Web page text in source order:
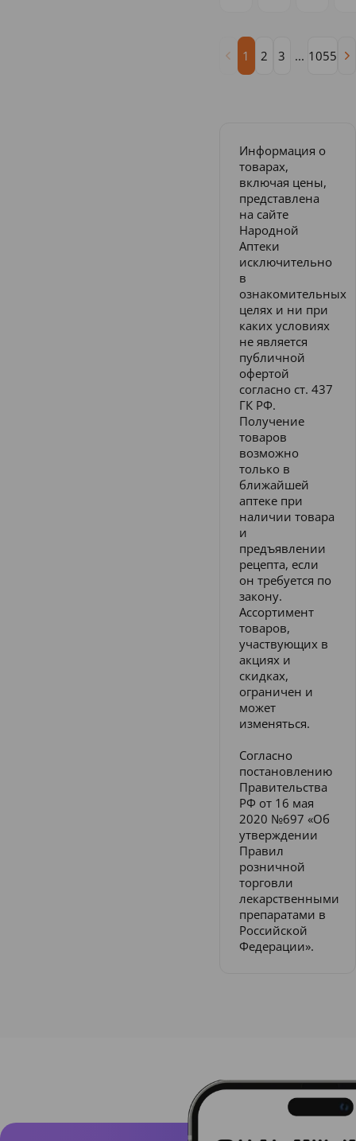
1 2 3 ... 1055
Информация о
товарах,
включая цены,
представлена
на сайте
Народной
Аптеки
исключительно
в
ознакомительных
целях и ни при
каких условиях
не является
публичной
офертой
согласно ст. 437
ГК РФ.
Получение
товаров
возможно
только в
ближайшей
аптеке при
наличии товара
и
предъявлении
рецепта, если
он требуется по
закону.
Ассортимент
товаров,
участвующих в
акциях и
скидках,
ограничен и
может
изменяться.
Согласно
постановлению
Правительства
РФ от 16 мая
2020 №697 «Об
утверждении
Правил
розничной
торговли
лекарственными
препаратами в
Российской
Федерации».